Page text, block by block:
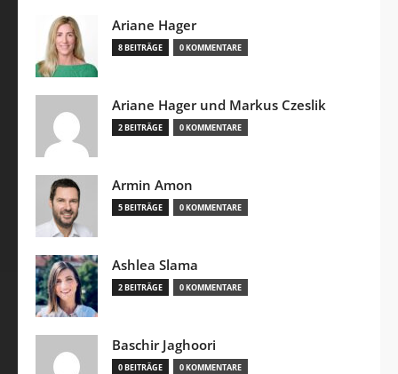
Ariane Hager
8 BEITRÄGE 0 KOMMENTARE
Ariane Hager und Markus Czeslik
2 BEITRÄGE 0 KOMMENTARE
Armin Amon
5 BEITRÄGE 0 KOMMENTARE
Ashlea Slama
2 BEITRÄGE 0 KOMMENTARE
Baschir Jaghoori
0 BEITRÄGE 0 KOMMENTARE